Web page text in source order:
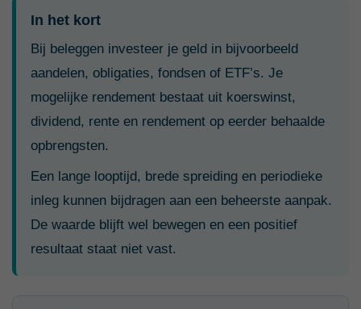
In het kort
Bij beleggen investeer je geld in bijvoorbeeld
aandelen, obligaties, fondsen of ETF’s. Je
mogelijke rendement bestaat uit koerswinst,
dividend, rente en rendement op eerder behaalde
opbrengsten.
Een lange looptijd, brede spreiding en periodieke
inleg kunnen bijdragen aan een beheerste aanpak.
De waarde blijft wel bewegen en een positief
resultaat staat niet vast.